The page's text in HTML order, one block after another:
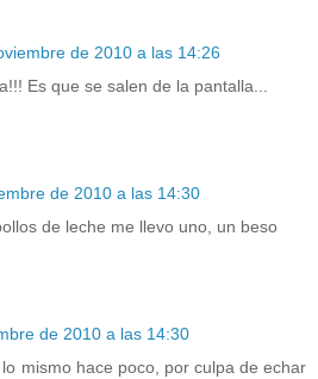
de 2010 a las 14:26
Es que se salen de la pantalla...
de 2010 a las 14:30
de leche me llevo uno, un beso
de 2010 a las 14:30
mismo hace poco, por culpa de echar